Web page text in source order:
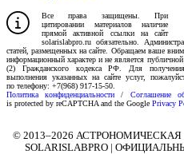
Все права защищены. При
цитировании материалов наличие
прямой активной ссылки на сайт
solarislabpro.ru обязательно.
статей, размещенных на сайте. Обращаем ваше
информационный характер и не является
(2) Гражданского кодекса РФ. Для
выполнения указанных на сайте услуг,
по телефону: +7(968) 917-15-50.
Политика конфиденциальности / Соглашение
is protected by reCAPTCHA and the Google Privacy
© 2013–2026
SOLARISLABPRO |